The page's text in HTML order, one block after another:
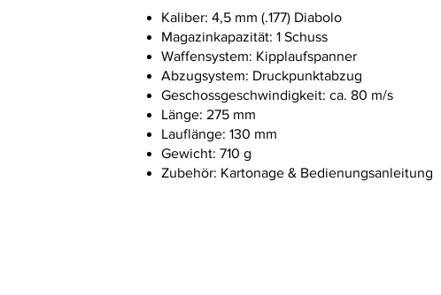
Kaliber: 4,5 mm (.177) Diabolo
Magazinkapazität: 1 Schuss
Waffensystem: Kipplaufspanner
Abzugsystem: Druckpunktabzug
Geschossgeschwindigkeit: ca. 80 m/s
Länge: 275 mm
Lauflänge: 130 mm
Gewicht: 710 g
Zubehör: Kartonage & Bedienungsanleitung